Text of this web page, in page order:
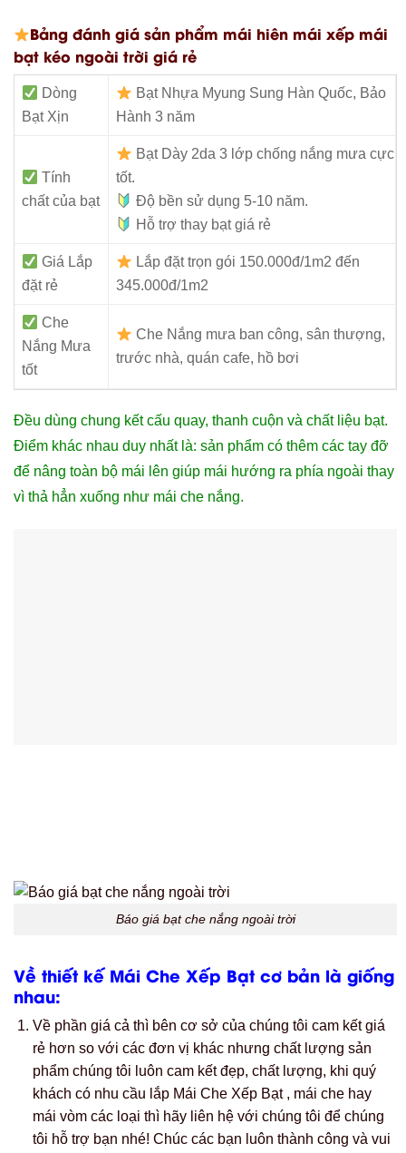
Bảng đánh giá sản phẩm mái hiên mái xếp mái
bạt kéo ngoài trời giá rẻ
Dòng
Bạt Xịn
Bạt Nhựa Myung Sung Hàn Quốc, Bảo
Hành 3 năm
Tính
chất của bạt
Bạt Dày 2da 3 lớp chống nắng mưa cực
tốt.
Độ bền sử dụng 5-10 năm.
Hỗ trợ thay bạt giá rẻ
Giá Lắp
đặt rẻ
Lắp đặt trọn gói 150.000đ/1m2 đến
345.000đ/1m2
Che
Nắng Mưa
tốt
Che Nắng mưa ban công, sân thượng,
trước nhà, quán cafe, hồ bơi
Đều dùng chung kết cấu quay, thanh cuộn và chất liệu bạt.
Điểm khác nhau duy nhất là: sản phẩm có thêm các tay đỡ
để nâng toàn bộ mái lên giúp mái hướng ra phía ngoài thay
vì thả hẳn xuống như mái che nắng.
mái vòm các loại thì hãy liên hệ với chúng tôi để chúng
tôi hỗ trợ bạn nhé! Chúc các bạn luôn thành công và vui
Sản phẩm Mái Che Xếp Bạt , mái xếp là một trong
những dòng sản phẩm được hầu chủ quán cũng như
gia chủ ưa chuộng và tin dùng. Chúng thường được sử
dụng để che mưa, che nắng trước thềm cừa, quán cafe
hay những nhà hàng sang trọng…Tuy nhiên hiện nay
mái hiên, còn là vật làm đẹp cho khuôn viên trước nhà
bạn.
Trên thị trường hiện nay, có rất nhiều loại mái xếp, mái